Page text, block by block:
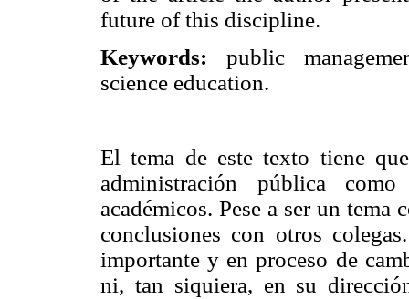
future of this discipline.
Keywords: public
science education.
El tema de este texto tiene
administración pública
académicos. Pese a ser un
conclusiones con otros
importante y en proceso de
ni, tan siquiera, en su